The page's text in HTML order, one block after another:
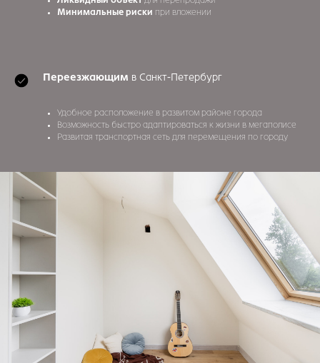
Минимальные риски при вложении
Переезжающим в Санкт-Петербург
Удобное расположение в развитом районе города
Возможность быстро адаптироваться к жизни в мегаполисе
Развитая транспортная сеть для перемещения по городу